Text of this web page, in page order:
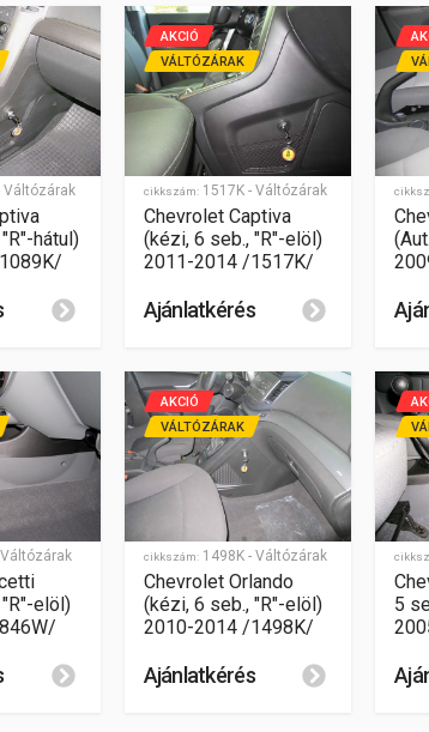
Váltózárak
hátul)
cikkszám:1517K - Váltózárak
AKCIÓ
VÁLTÓZÁRAK
Chevrolet Captiva
(kézi, 6 seb., "R"-elöl)
2011-2014 /1517K/
Ajánlatkérés
elöl)
cikkszám:1498K - Váltózárak
AKCIÓ
VÁLTÓZÁRAK
Chevrolet Orlando
(kézi, 6 seb., "R"-elöl)
2010-2014 /1498K/
Ajánlatkérés
5